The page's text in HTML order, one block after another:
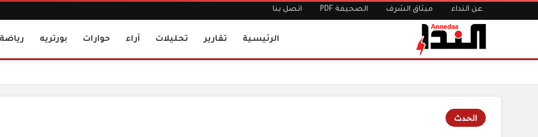
عن النداء ميثاق الشرف الصحيفة PDF اتصل بنا
الرئيسية تقارير تحليلات آراء حوارات بورتريه رياضة
الحدث